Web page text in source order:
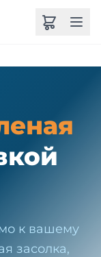
к вашему
засолка,